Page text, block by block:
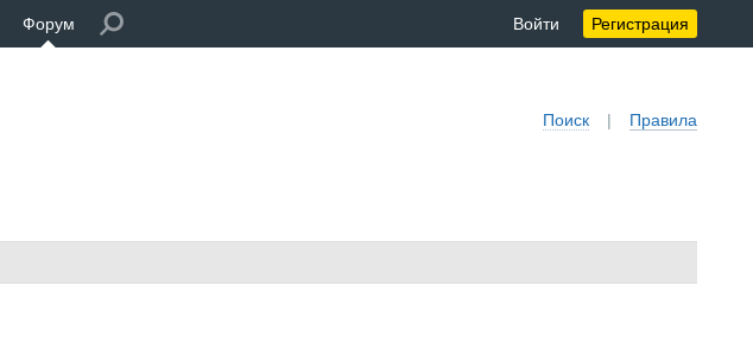
Форум Войти Регистрация
Поиск | Правила